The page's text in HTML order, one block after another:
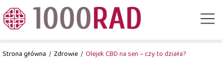
Strona główna / Zdrowie / Olejek CBD na sen – czy to działa?